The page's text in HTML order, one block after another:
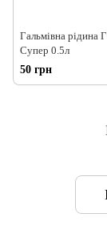
Гальмівна рідина
Супер 0.5л
50 грн